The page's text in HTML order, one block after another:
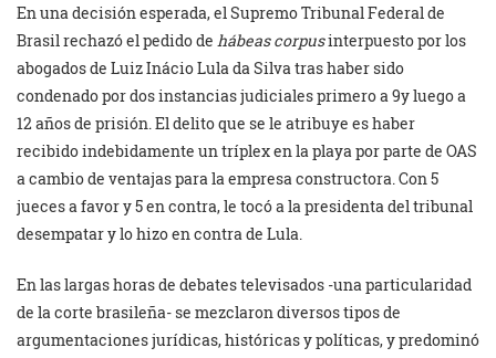
En una decisión esperada, el Supremo Tribunal Federal de
Brasil rechazó el pedido de hábeas corpusinterpuesto por los
abogados de Luiz Inácio Lula da Silva tras haber sido
condenado por dos instancias judiciales primero a 9y luego a
12 años de prisión. El delito que se le atribuye es haber
recibido indebidamente un tríplex en la playa por parte de OAS
a cambio de ventajas para la empresa constructora. Con 5
jueces a favor y 5 en contra, le tocó a la presidenta del tribunal
desempatar y lo hizo en contra de Lula.
En las largas horas de debates televisados -una particularidad
de la corte brasileña- se mezclaron diversos tipos de
argumentaciones jurídicas, históricas y políticas, y predominó